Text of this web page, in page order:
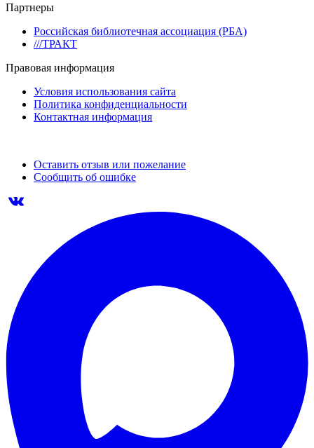
Партнеры
Российская библиотечная ассоциация (РБА)
///ТРАКТ
Правовая информация
Условия использования сайта
Политика конфиденциальности
Контактная информация
Оставить отзыв или пожелание
Сообщить об ошибке